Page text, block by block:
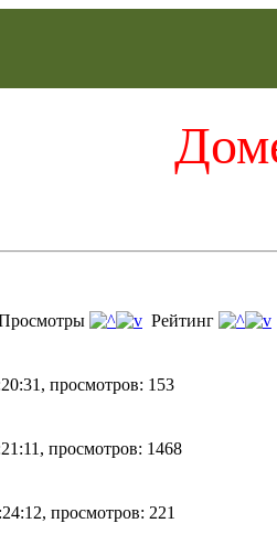
Рейтинг
просмотров: 153
просмотров: 1468
просмотров: 221